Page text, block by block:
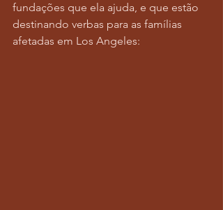
fundações que ela ajuda, e que estão
destinando verbas para as famílias
afetadas em Los Angeles: